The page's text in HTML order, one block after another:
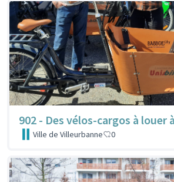
902 - Des vélos-cargos à louer
Ville de Villeurbanne 0